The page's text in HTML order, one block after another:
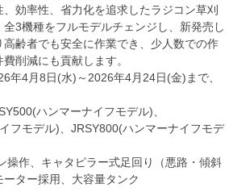
効率性、省力化を追求したラジコン草刈
3機種をフルモデルチェンジし、新発売し
高齢者でも安全に作業でき、少人数での作
削減にも貢献します。
年4月8日(水)～2026年4月24日(金)まで、
ハンマーナイフモデル)、
フモデル)、JRSY800(ハンマーナイフモデ
操作、キャタピラー式足回り（悪路・傾斜
ター採用、大容量タンク